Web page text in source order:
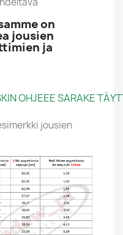
on
jousien
ja
OHJEEE SARAKE
jousien